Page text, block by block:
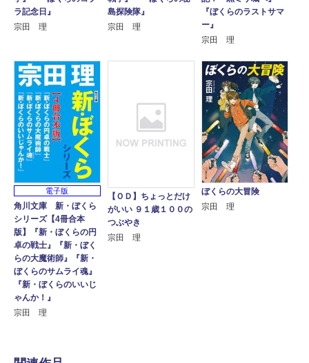
ラ記念日』
宗田 理
島探険隊』
宗田 理
『ぼくらのラストサマ
ー』
宗田 理
電子版
角川文庫 新・ぼくら
シリーズ【4冊合本
版】『新・ぼくらの円
卓の戦士』『新・ぼく
らの大魔術師』『新・
ぼくらのサムライ魂』
『新・ぼくらのいいじ
ゃんか！』
宗田 理
【ＯＤ】ちょっとだけ
がいい ９１歳１００の
つぶやき
宗田 理
ぼくらの大冒険
宗田 理